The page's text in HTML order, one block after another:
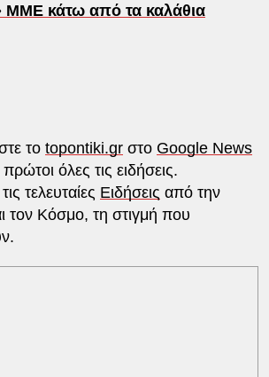
ΜΜΕ κάτω από τα καλάθια
το topontiki.grστο Google News
όλες τις ειδήσεις.
τελευταίες Ειδήσεις από την
τον Κόσμο, τη στιγμή που